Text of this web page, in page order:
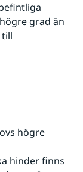
grad än
högre
hinder finns